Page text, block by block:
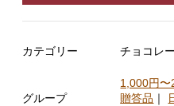
カテゴリー チョコレ
グループ
1,000円〜
贈答品 ｜